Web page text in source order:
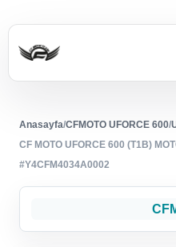
Anasayfa/CFMOTO UFORCE 600/
CF MOTO UFORCE 600 (T1B)
#Y4CFM4034A0002